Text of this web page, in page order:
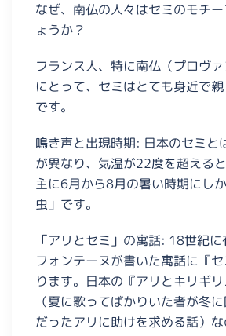
なぜ、南仏の人々はセミのモチ
ょうか？
フランス人、特に南仏（プロヴ
にとって、セミはとても身近で
です。
鳴き声と出現時期: 日本のセミと
が異なり、気温が22度を超えると
主に6月から8月の暑い時期にし
虫」です。
「アリとセミ」の寓話: 18世紀に
フォンテーヌが書いた寓話に『
ります。日本の『アリとキリギ
（夏に歌ってばかりいた者が冬
だったアリに助けを求める話）